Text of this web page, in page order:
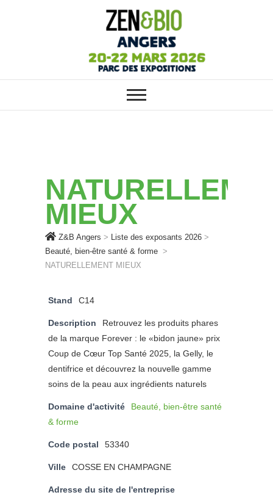
Z&B Angers
ZEN&BIO ANGERS : VOTRE
SALON ÉCOLO, BIO, BIEN-ÊTRE
ET HABITAT SAIN
MIEUX
Z&B Angers > Liste des exposants 2026 >
Beauté, bien-être santé & forme >
NATURELLEMENT MIEUX
Stand C14
Description
Retrouvez les produits phares
de la marque Forever : le «bidon jaune» prix
Coup de Cœur Top Santé 2025, la Gelly, le
dentifrice et découvrez la nouvelle gamme
soins de la peau aux ingrédients naturels
Domaine d'activité
Beauté, bien-être santé
& forme
Code postal 53340
Ville COSSE EN CHAMPAGNE
Adresse du site de l'entreprise